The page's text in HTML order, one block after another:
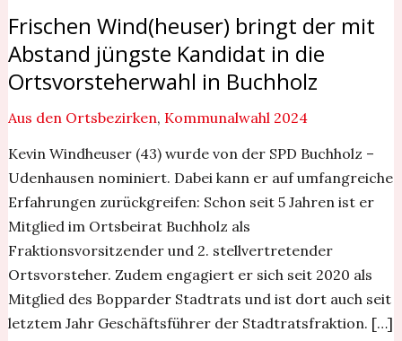
Frischen Wind(heuser) bringt der mit
Abstand jüngste Kandidat in die
Ortsvorsteherwahl in Buchholz
Aus den Ortsbezirken, Kommunalwahl 2024
Kevin Windheuser (43) wurde von der SPD Buchholz –
Udenhausen nominiert. Dabei kann er auf umfangreiche
Erfahrungen zurückgreifen: Schon seit 5 Jahren ist er
Mitglied im Ortsbeirat Buchholz als
Fraktionsvorsitzender und 2. stellvertretender
Ortsvorsteher. Zudem engagiert er sich seit 2020 als
Mitglied des Bopparder Stadtrats und ist dort auch seit
letztem Jahr Geschäftsführer der Stadtratsfraktion. […]